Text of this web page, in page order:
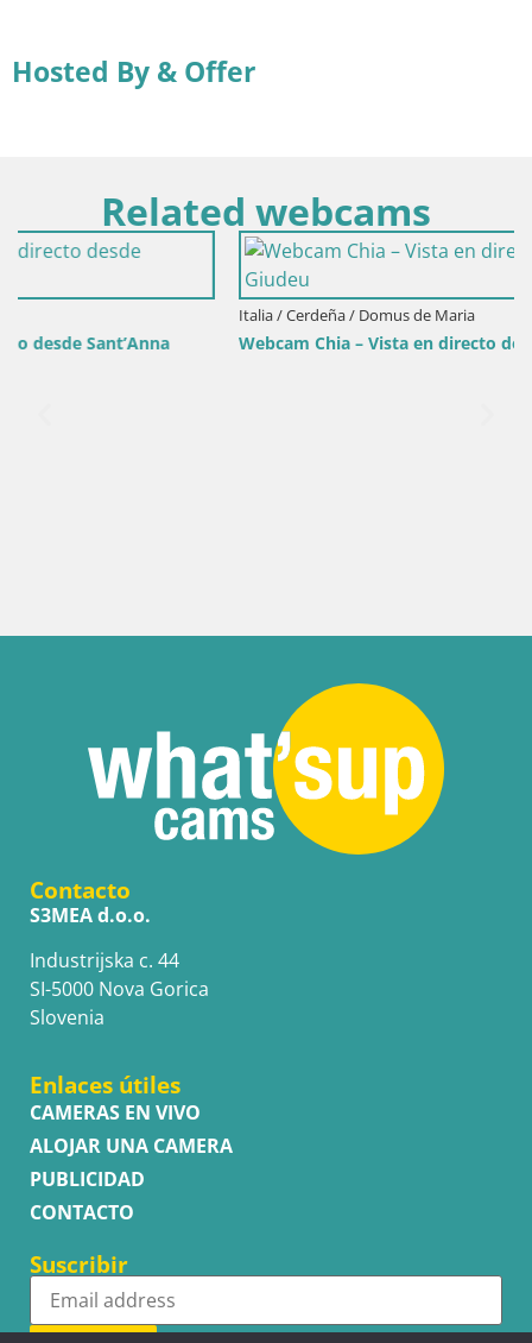
Hosted By & Offer
Related webcams
Italia / Cerdeña / Domus de Maria
Webcam Chia – Vista en directo de la playa Su Giudeu
Contacto
S3MEA d.o.o.
Industrijska c. 44
SI-5000 Nova Gorica
Slovenia
Enlaces útiles
CAMERAS EN VIVO
ALOJAR UNA CAMERA
PUBLICIDAD
CONTACTO
Suscribir